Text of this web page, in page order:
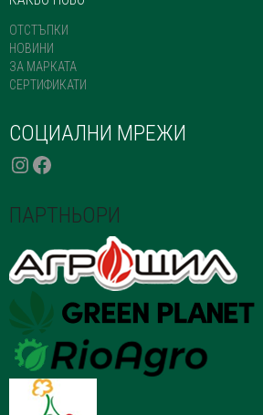
ОТСТЪПКИ
НОВИНИ
ЗА МАРКАТА
СЕРТИФИКАТИ
СОЦИАЛНИ МРЕЖИ
INSTAGRAM
FACEBOOK
ПАРТНЬОРИ